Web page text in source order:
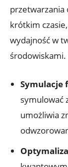
przetwarzania
krótkim
wydajność w
Symulacje
symulować
umożliwia